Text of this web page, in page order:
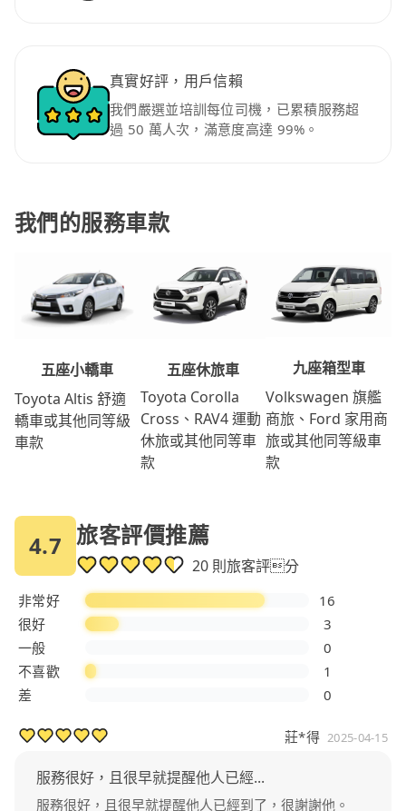
真實好評，用戶信賴
我們嚴選並培訓每位司機，已累積服務超
過 50 萬人次，滿意度高達 99%。
我們的服務車款
五座小轎車
Toyota Altis 舒適
轎車或其他同等級
車款
五座休旅車
Toyota Corolla
Cross、RAV4 運動
休旅或其他同等車
款
九座箱型車
Volkswagen 旗艦
商旅、Ford 家用商
旅或其他同等級車
款
4.7 旅客評價推薦
20 則旅客評分
非常好
16
很好
3
一般
0
不喜歡
1
差
0
莊*得 2025-04-15
服務很好，且很早就提醒他人已經...
服務很好，且很早就提醒他人已經到了，很謝謝他。